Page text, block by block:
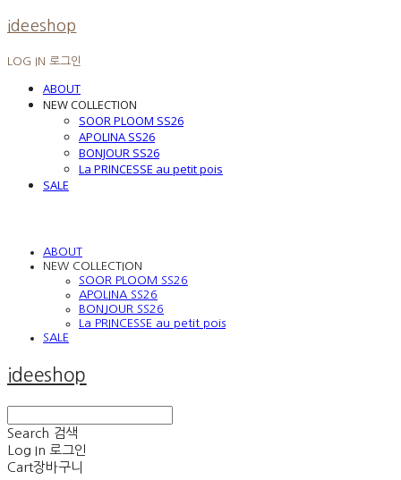
ideeshop
LOG IN 로그인
ABOUT
NEW COLLECTION
SOOR PLOOM SS26
APOLINA SS26
BONJOUR SS26
La PRINCESSE au petit pois
SALE
ABOUT
NEW COLLECTION
SOOR PLOOM SS26
APOLINA SS26
BONJOUR SS26
La PRINCESSE au petit pois
SALE
ideeshop
Search 검색
Log In 로그인
Cart장바구니